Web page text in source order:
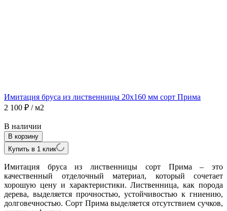
Имитация бруса из лиственницы 20x160 мм сорт Прима
2 100 ₽ / м2
В наличии
В корзину
Купить в 1 клик
Имитация бруса из лиственницы сорт Прима – это
качественный отделочный материал, который сочетает
хорошую цену и характеристики. Лиственница, как порода
дерева, выделяется прочностью, устойчивостью к гниению,
долговечностью. Сорт Прима выделяется отсутствием сучков,